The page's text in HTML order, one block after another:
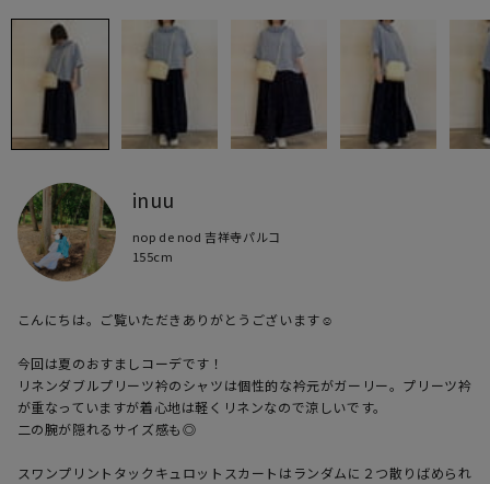
inuu
nop de nod 吉祥寺パルコ
155cm
こんにちは。ご覧いただきありがとうございます☺︎
今回は夏のおすましコーデです！
リネンダブルプリーツ衿のシャツは個性的な衿元がガーリー。プリーツ衿
が重なっていますが着心地は軽くリネンなので涼しいです。
二の腕が隠れるサイズ感も◎
スワンプリントタックキュロットスカートはランダムに２つ散りばめられ